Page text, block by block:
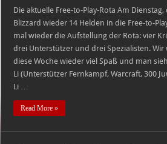
Die aktuelle Free-to-Play-Rota Am
Blizzard wieder 14 Helden in die Free-to-
mal wieder die Aufstellung der Rota: vier
drei Unterstützer und drei Spezialisten.
diese Woche wieder viel Spaß und man
Li (Unterstützer Fernkampf, Warcraft, 300
Li …
Read More »